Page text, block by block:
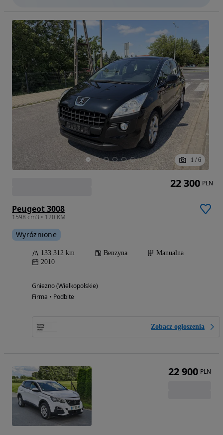
1 / 6
Peugeot 3008
1598 cm3 • 120 KM
Wyróżnione
133 312 km Benzyna
Manualna
2010
Gniezno (Wielkopolskie)
Firma • Podbite
Zobacz ogłoszenia
22 300 PLN
22 900 PLN